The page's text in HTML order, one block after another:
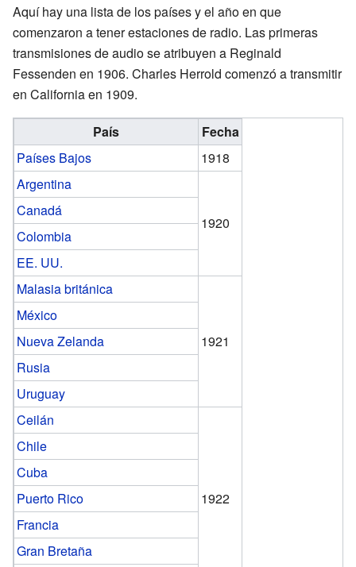
Aquí hay una lista de los países y el año en que
comenzaron a tener estaciones de radio. Las primeras
transmisiones de audio se atribuyen a Reginald
Fessenden en 1906. Charles Herrold comenzó a transmitir
en California en 1909.
País
Fecha
Países Bajos
1918
Argentina
1920
Canadá
Colombia
EE. UU.
Malasia británica
1921
México
Nueva Zelanda
Rusia
Uruguay
Ceilán
1922
Chile
Cuba
Puerto Rico
Francia
Gran Bretaña